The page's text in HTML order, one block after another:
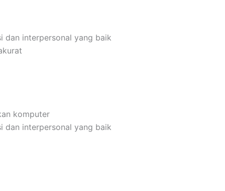
dan interpersonal yang baik
komputer
dan interpersonal yang baik